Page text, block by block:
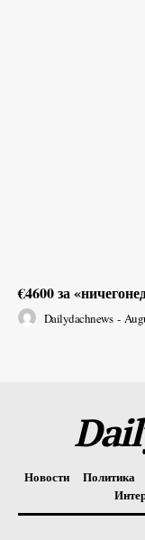
€4600 за
Dailydachnews -
Новости Политика